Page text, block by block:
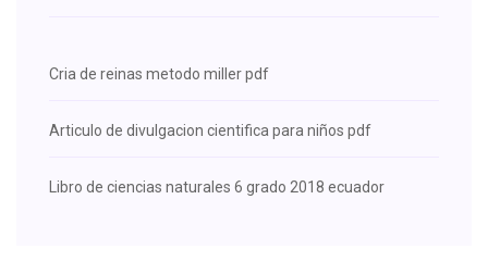
Cria de reinas metodo miller pdf
Articulo de divulgacion cientifica para niños pdf
Libro de ciencias naturales 6 grado 2018 ecuador